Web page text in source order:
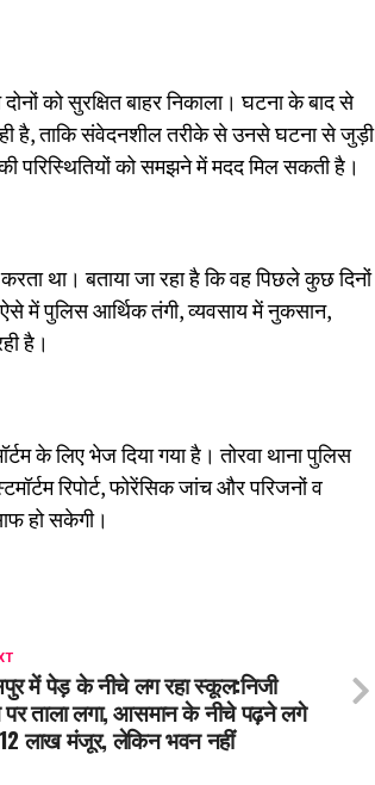
को सुरक्षित बाहर निकाला। घटना के बाद से
है, ताकि संवेदनशील तरीके से उनसे घटना से जुड़ी
परिस्थितियों को समझने में मदद मिल सकती है।
था। बताया जा रहा है कि वह पिछले कुछ दिनों
में पुलिस आर्थिक तंगी, व्यवसाय में नुकसान,
है।
के लिए भेज दिया गया है। तोरवा थाना पुलिस
रिपोर्ट, फोरेंसिक जांच और परिजनों व
हो सकेगी।
में पेड़ के नीचे लग रहा स्कूल:निजी
ताला लगा, आसमान के नीचे पढ़ने लगे
लाख मंजूर, लेकिन भवन नहीं